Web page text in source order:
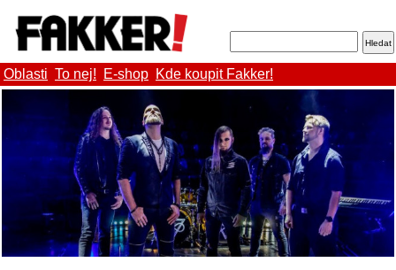
Oblasti To nej! E-shop Kde koupit Fakker!